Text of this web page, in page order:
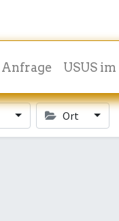
Anfrage USUS
Ort